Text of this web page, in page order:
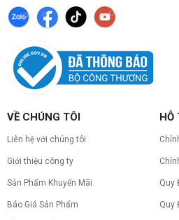
nguồn cho VGA
copy nhanh.
Nâng cấp PC
Nâng cấp pc
tăng hiệu năng
PC gaming
nhân và
máy giật lag,
hoạt động êm ái.
CPU AMD
VỀ CHÚNG TÔI
Liên hệ với chúng tôi
Giới thiệu công ty
Sản Phẩm Khuyến Mãi
Báo Giá Sản Phẩm
HỖ
Quy
Quy